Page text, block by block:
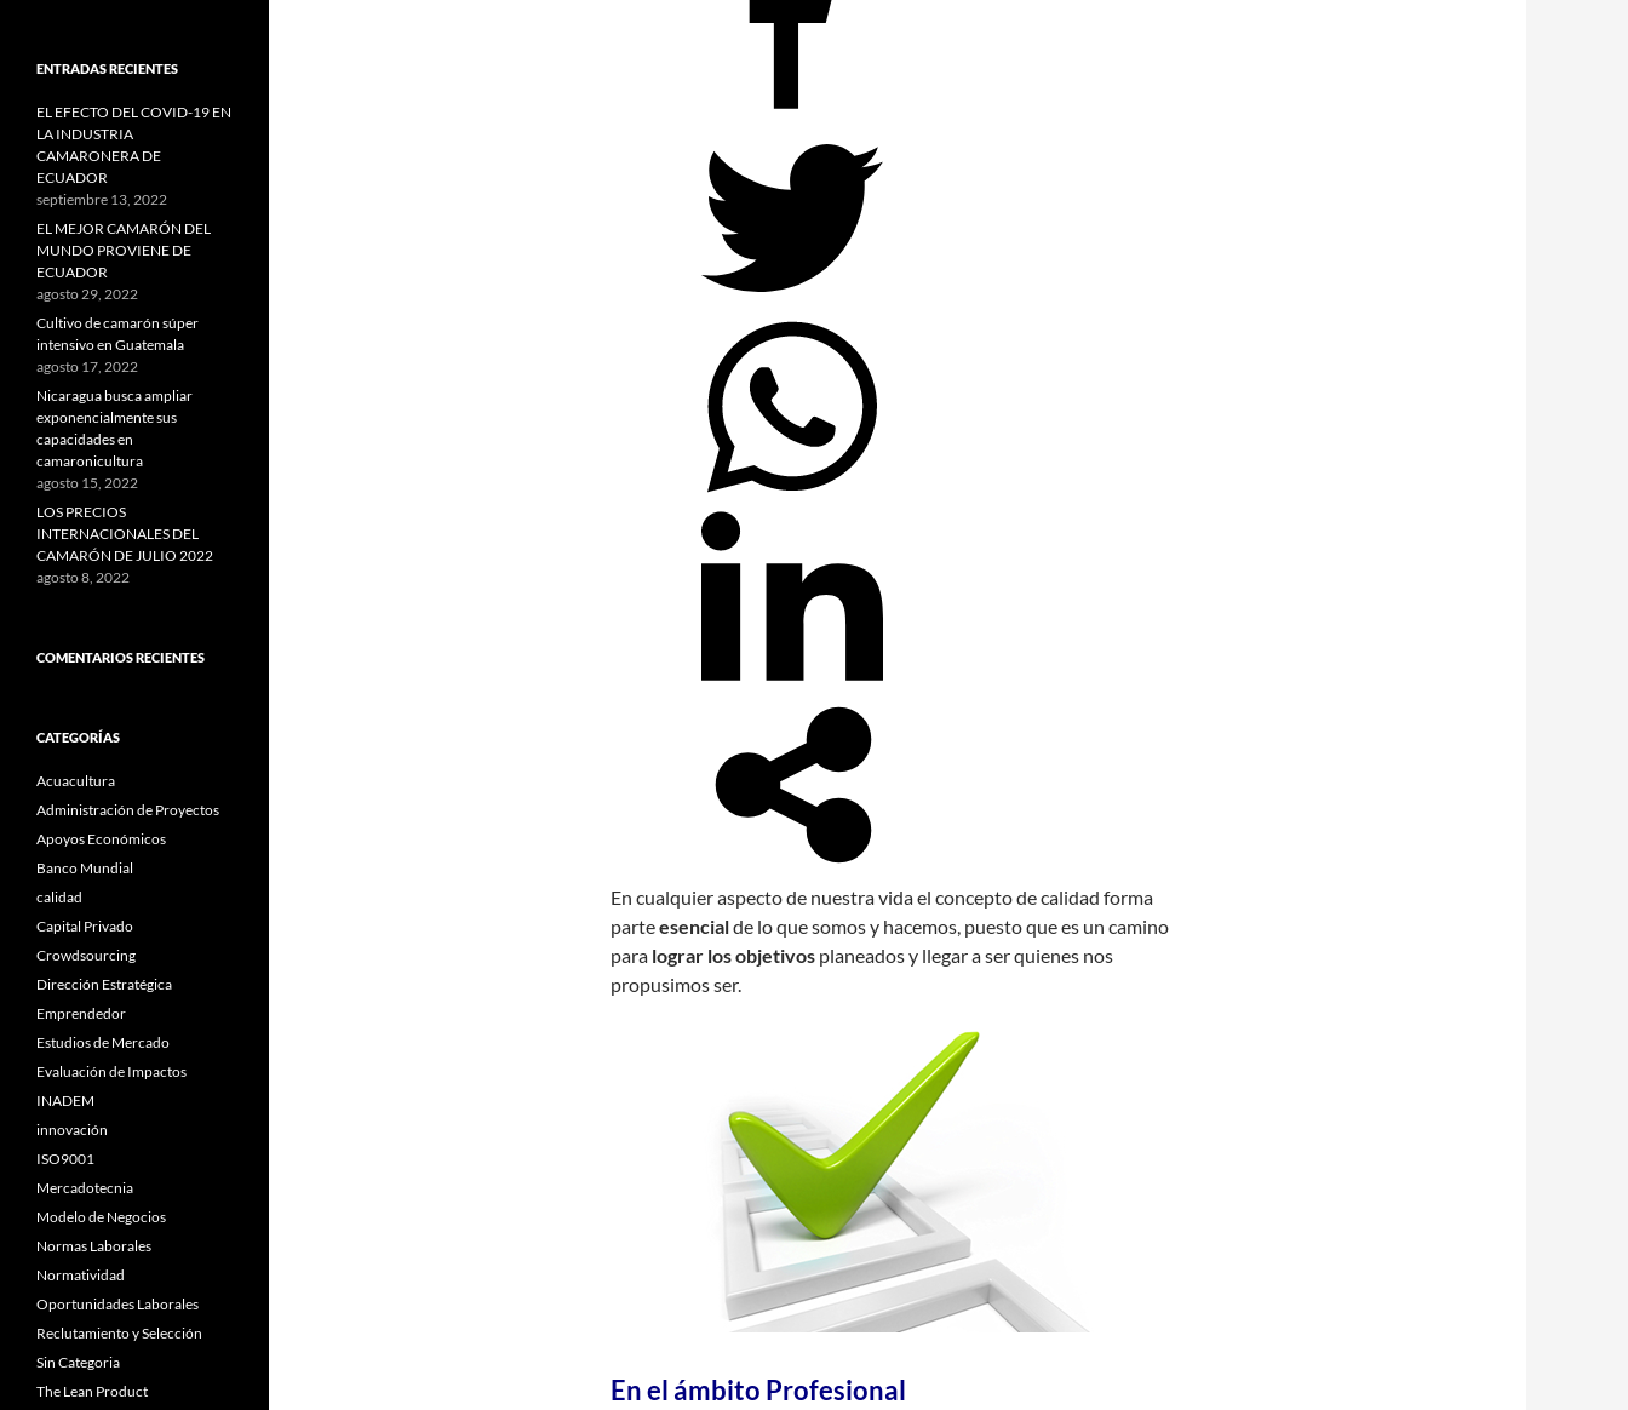
En cualquier aspecto de nuestra vida el concepto de calidad forma
parteesencialde lo que somos y hacemos, puesto que es un camino
para lograr los objetivos planeados y llegar a ser quienes nos
propusimos ser.
En el ámbito Profesional
ENTRADAS RECIENTES
EL EFECTO DEL COVID-19 EN
LA INDUSTRIA
CAMARONERA DE
ECUADOR
septiembre 13, 2022
EL MEJOR CAMARÓN DEL
MUNDO PROVIENE DE
ECUADOR
agosto 29, 2022
Cultivo de camarón súper
intensivo en Guatemala
agosto 17, 2022
Nicaragua busca ampliar
exponencialmente sus
capacidades en
camaronicultura
agosto 15, 2022
LOS PRECIOS
INTERNACIONALES DEL
CAMARÓN DE JULIO 2022
agosto 8, 2022
COMENTARIOS RECIENTES
CATEGORÍAS
Acuacultura
Administración de Proyectos
Apoyos Económicos
Banco Mundial
calidad
Capital Privado
Crowdsourcing
Dirección Estratégica
Emprendedor
Estudios de Mercado
Evaluación de Impactos
INADEM
innovación
ISO9001
Mercadotecnia
Modelo de Negocios
Normas Laborales
Normatividad
Oportunidades Laborales
Reclutamiento y Selección
Sin Categoria
The Lean Product